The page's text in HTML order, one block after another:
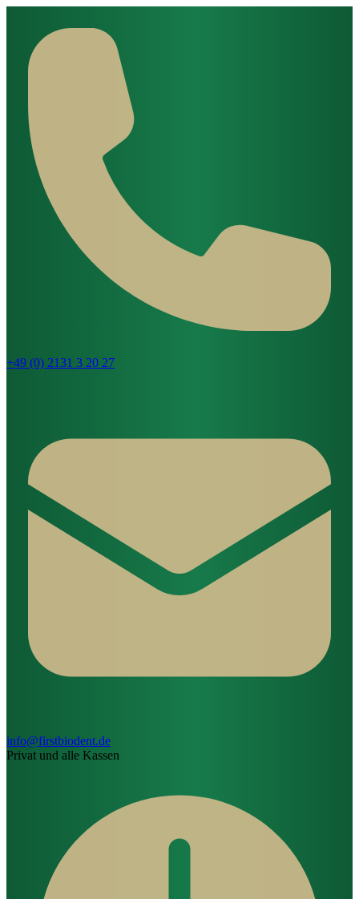
+49 (0) 2131 3 20 27
info@firstbiodent.de
Privat und alle Kassen